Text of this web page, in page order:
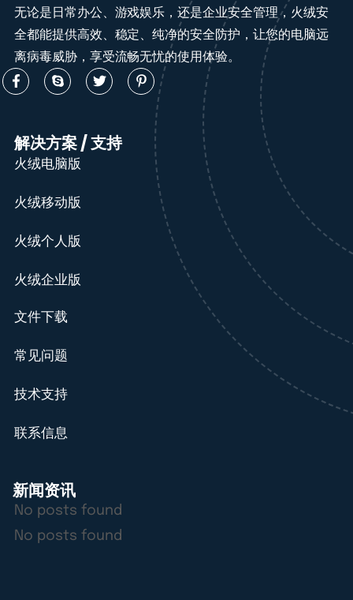
无论是日常办公、游戏娱乐，还是企业安全管理，火绒安
全都能提供高效、稳定、纯净的安全防护，让您的电脑远
离病毒威胁，享受流畅无忧的使用体验。
解决方案 / 支持
火绒电脑版
火绒移动版
火绒个人版
火绒企业版
文件下载
常见问题
技术支持
联系信息
新闻资讯
No posts found
No posts found